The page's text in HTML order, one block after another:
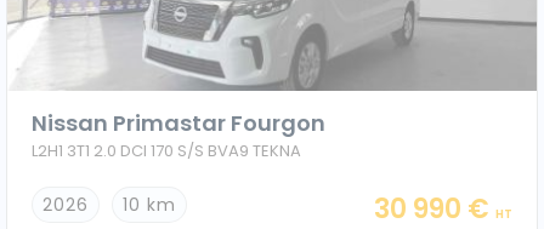
Nissan Primastar Fourgon
L2H1 3T1 2.0 DCI 170 S/S BVA9 TEKNA
2026 10 km 30 990 € HT